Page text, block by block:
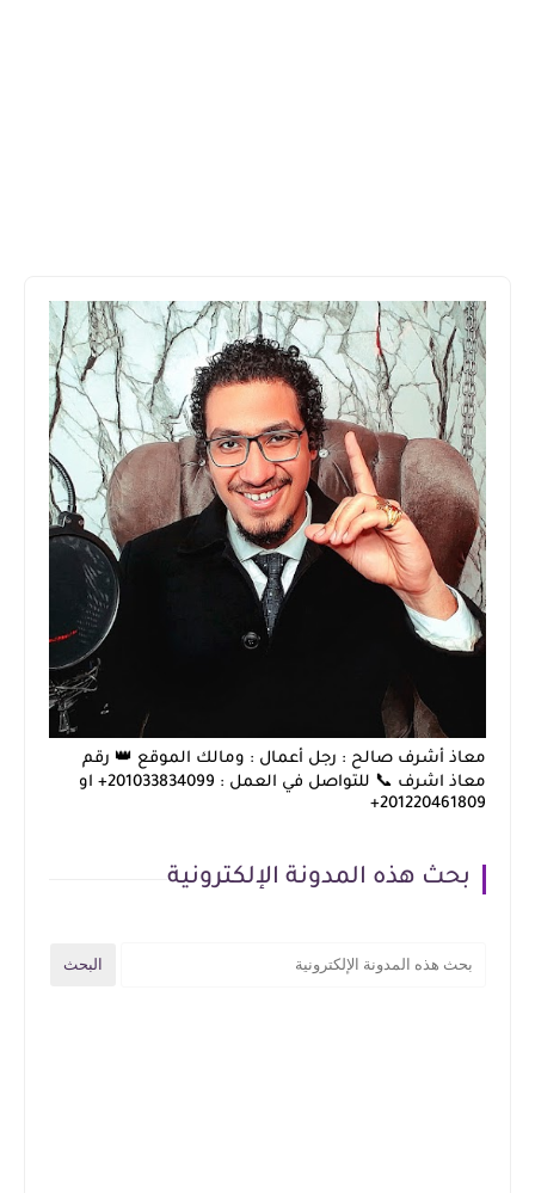
معاذ أشرف صالح : رجل أعمال : ومالك الموقع 👑 رقم
معاذ اشرف 📞 للتواصل في العمل : 201033834099+ او
201220461809+
بحث هذه المدونة الإلكترونية